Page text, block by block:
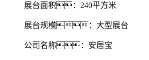
展台面积：240平方米
展台规模：大型展台
公司名称：安居宝